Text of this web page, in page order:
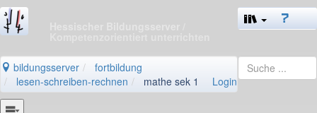
bildungsserver
fortbildung
lesen-schreiben-rechnen
mathe sek 1 Login